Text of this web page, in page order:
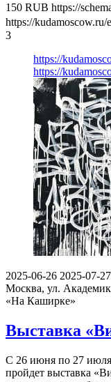
150 RUB https://
https://
3
https://
https://
2025-06-26 2025-07-27
Москва, ул.
«На Каширке»
Выставка
С 26 июня по 27 июля
пройдет выставка